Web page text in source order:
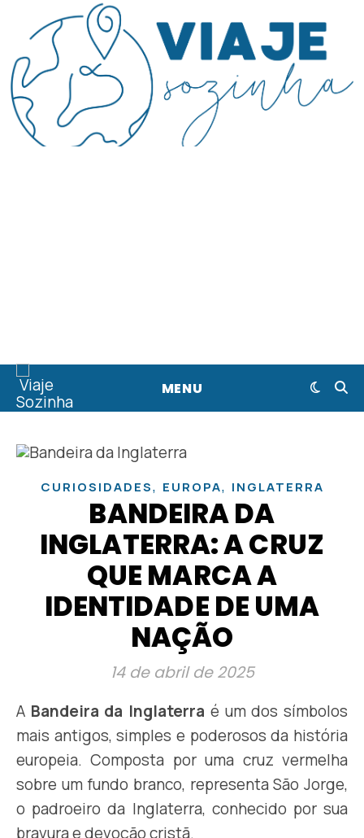
MENU
CURIOSIDADES, EUROPA, INGLATERRA
BANDEIRA DA
INGLATERRA: A CRUZ
QUE MARCA A
IDENTIDADE DE UMA
NAÇÃO
14 de abril de 2025
Bandeira da Inglaterra é um dos símbolos
mais antigos, simples e poderosos da história
europeia. Composta por uma cruz vermelha
sobre um fundo branco, representa São Jorge,
o padroeiro da Inglaterra, conhecido por sua
bravura e devoção cristã.